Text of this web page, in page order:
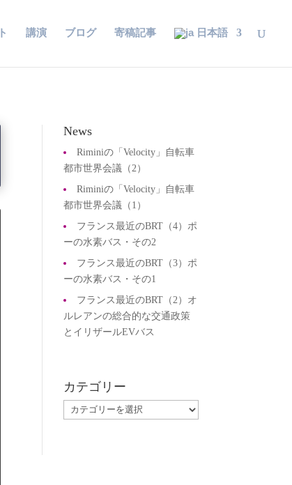
講演 ブログ 寄稿記事 日本語
News
Riminiの「Velocity」自転車
都市世界会議（2）
Riminiの「Velocity」自転車
都市世界会議（1）
フランス最近のBRT（4）ポ
ーの水素バス・その2
フランス最近のBRT（3）ポ
ーの水素バス・その1
フランス最近のBRT（2）オ
ルレアンの総合的な交通政策
とイリザールEVバス
カテゴリー
カ